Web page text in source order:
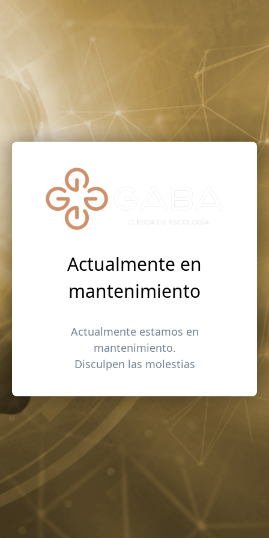
Actualmente en
mantenimiento
Actualmente estamos en
mantenimiento.
Disculpen las molestias